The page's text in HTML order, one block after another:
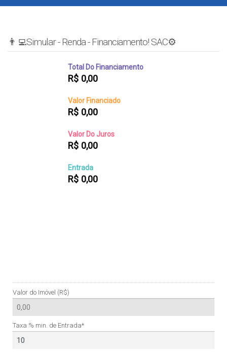
👨‍💻Simular - Renda - Financiamento! SAC⚙️
Total Do Financiamento
R$ 0,00
Valor Financiado
R$ 0,00
Valor Do Juros
R$ 0,00
Entrada
R$ 0,00
Valor do Imóvel (R$)
Taxa % min. de Entrada*